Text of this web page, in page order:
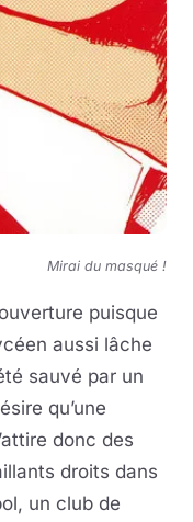
Mirai du masqué !
puisque
aussi lâche
sauvé par un
qu’une
donc des
droits dans
un club de